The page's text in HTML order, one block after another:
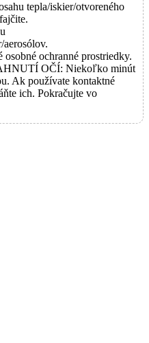
tepla/iskier/otvoreného
osobné ochranné prostriedky.
OČÍ: Niekoľko minút
Ak používate kontaktné
ich. Pokračujte vo